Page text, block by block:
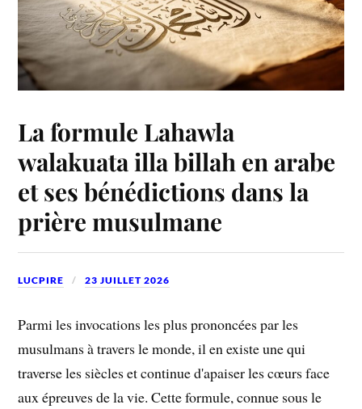
La formule Lahawla
walakuata illa billah en arabe
et ses bénédictions dans la
prière musulmane
LUCPIRE 23 JUILLET 2026
Parmi les invocations les plus prononcées par les
musulmans à travers le monde, il en existe une qui
traverse les siècles et continue d'apaiser les cœurs face
aux épreuves de la vie. Cette formule, connue sous le